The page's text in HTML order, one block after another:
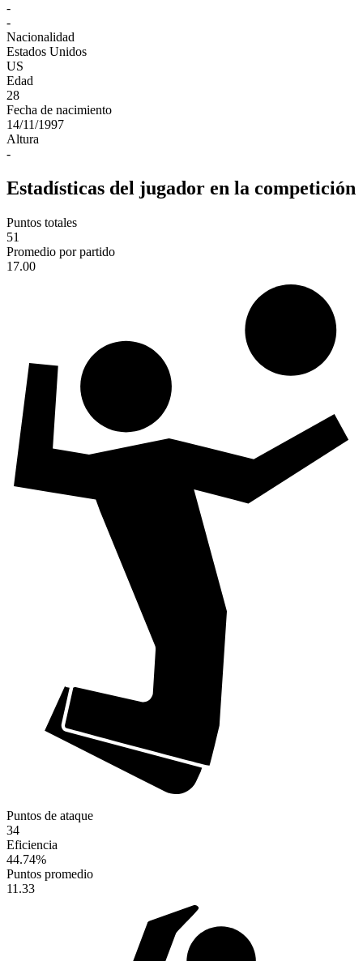
-
-
Nacionalidad
Estados Unidos
US
Edad
28
Fecha de nacimiento
14/11/1997
Altura
-
Estadísticas del jugador en la competición
Puntos totales
51
Promedio por partido
17.00
Puntos de ataque
34
Eficiencia
44.74%
Puntos promedio
11.33